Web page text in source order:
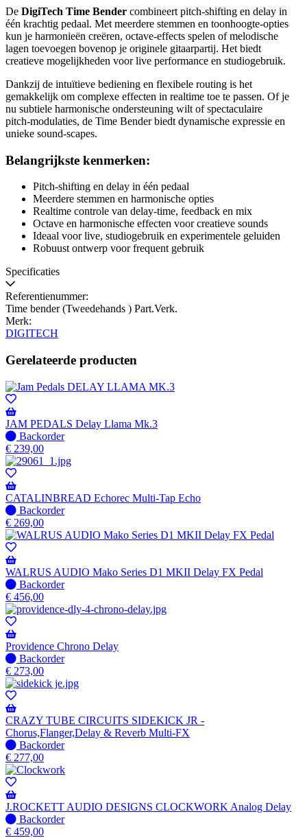
De DigiTech Time Bender combineert pitch‑shifting en delay in
één krachtig pedaal. Met meerdere stemmen en toonhoogte‑opties
kun je harmonieën creëren, octave‑effects spelen of melodische
lagen toevoegen bovenop je originele gitaarpartij. Het biedt
creatieve mogelijkheden voor live performance en studiogebruik.
Dankzij de intuïtieve bediening en flexibele routing is het
gemakkelijk om complexe effecten in realtime toe te passen. Of je
nu subtiele harmonische ondersteuning wilt of spectaculaire
pitch‑modulaties, de Time Bender biedt dynamische expressie en
unieke sound‑scapes.
Belangrijkste kenmerken:
Pitch‑shifting en delay in één pedaal
Meerdere stemmen en harmonische opties
Realtime controle van delay‑time, feedback en mix
Octave en harmonische effecten voor creatieve sounds
Ideaal voor live, studiogebruik en experimentele geluiden
Robuust ontwerp voor frequent gebruik
Specificaties
Referentienummer:
Time bender (Tweedehands ) Part.Verk.
Merk:
DIGITECH
Gerelateerde producten
JAM PEDALS Delay Llama Mk.3
Niet
op
voorraad
-
Wordt
verzonden
wanneer
beschikbaar
Backorder
€ 239,00
CATALINBREAD Echorec Multi-Tap Echo
Niet
op
voorraad
-
Wordt
verzonden
wanneer
beschikbaar
Backorder
€ 269,00
WALRUS AUDIO Mako Series D1 MKII Delay FX Pedal
Niet
op
voorraad
-
Wordt
verzonden
wanneer
beschikbaar
Backorder
€ 456,00
Providence Chrono Delay
Niet
op
voorraad
-
Wordt
verzonden
wanneer
beschikbaar
Backorder
€ 273,00
CRAZY TUBE CIRCUITS SIDEKICK JR -
Chorus,Flanger,Delay & Reverb Multi-FX
Niet
op
voorraad
-
Wordt
verzonden
wanneer
beschikbaar
Backorder
€ 277,00
J.ROCKETT AUDIO DESIGNS CLOCKWORK Analog Delay
Niet
op
Backorder
€ 459,00